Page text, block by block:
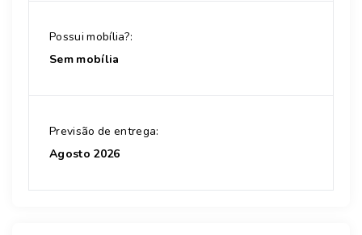
Possui mobília?:
Sem mobília
Previsão de entrega:
Agosto 2026